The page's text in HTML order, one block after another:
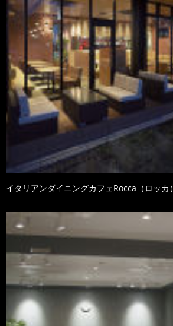
イタリアンダイニングカフェRocca（ロッカ）